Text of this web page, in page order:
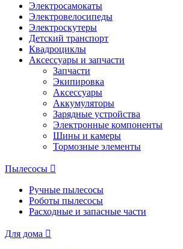
Электросамокаты
Электровелосипеды
Электроскутеры
Детский транспорт
Квадроциклы
Аксессуары и запчасти
Запчасти
Экипировка
Аксессуары
Аккумуляторы
Зарядные устройства
Электронные компоненты
Шины и камеры
Тормозные элементы
Пылесосы
Ручные пылесосы
Роботы пылесосы
Расходные и запасные части
Для дома